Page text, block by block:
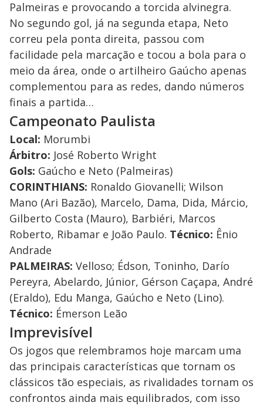
Palmeiras e provocando a torcida alvinegra.
No segundo gol, já na segunda etapa, Neto
correu pela ponta direita, passou com
facilidade pela marcação e tocou a bola para o
meio da área, onde o artilheiro Gaúcho apenas
complementou para as redes, dando números
finais a partida…
Campeonato Paulista
Local: Morumbi
Árbitro: José Roberto Wright
Gols: Gaúcho e Neto (Palmeiras)
CORINTHIANS: Ronaldo Giovanelli; Wilson
Mano (Ari Bazão), Marcelo, Dama, Dida, Márcio,
Gilberto Costa (Mauro), Barbiéri, Marcos
Roberto, Ribamar e João Paulo. Técnico: Ênio
Andrade
PALMEIRAS: Velloso; Édson, Toninho, Darío
Pereyra, Abelardo, Júnior, Gérson Caçapa, André
(Eraldo), Edu Manga, Gaúcho e Neto (Lino).
Técnico: Émerson Leão
Imprevisível
Os jogos que relembramos hoje marcam uma
das principais características que tornam os
clássicos tão especiais, as rivalidades tornam os
confrontos ainda mais equilibrados, com isso